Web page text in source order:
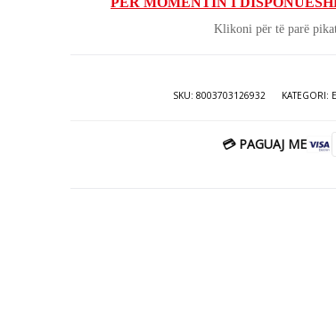
15.00€.
është:
Klikoni për të parë
SKU: 8003703126932 KATEGORI:
💳 PAGUAJ ME